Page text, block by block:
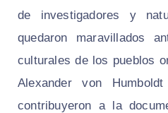
de investigadores y
quedaron maravillados
culturales de los pueblos
Alexander von
contribuyeron a la